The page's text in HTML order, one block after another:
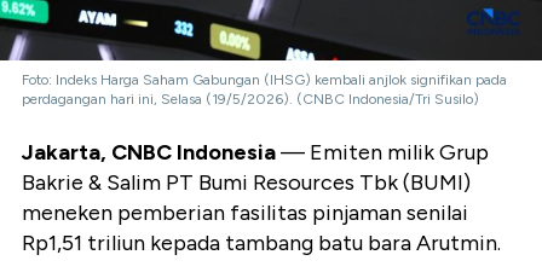
Foto: Indeks Harga Saham Gabungan (IHSG) kembali anjlok signifikan pada
perdagangan hari ini, Selasa (19/5/2026). (CNBC Indonesia/Tri Susilo)
Jakarta, CNBC Indonesia— Emiten milik Grup
Bakrie & Salim PT Bumi Resources Tbk (BUMI)
meneken pemberian fasilitas pinjaman senilai
Rp1,51 triliun kepada tambang batu bara Arutmin.